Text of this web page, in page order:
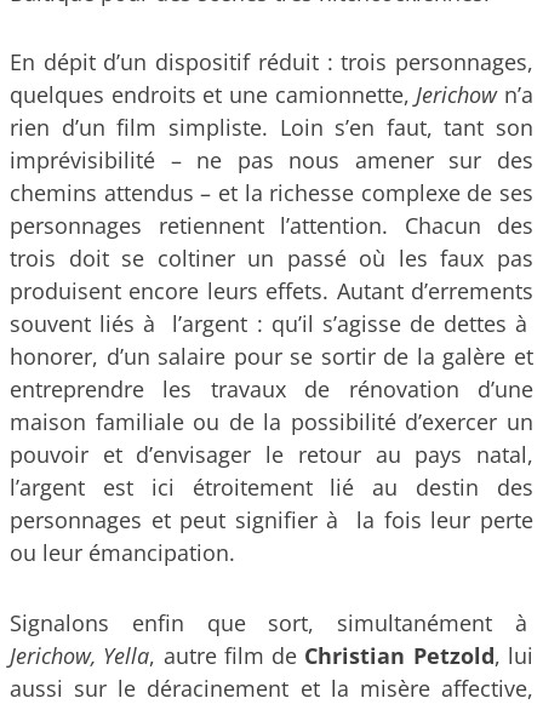
En dépit d’un dispositif réduit : trois personnages,
quelques endroits et une camionnette,Jerichown’a
rien d’un film simpliste. Loin s’en faut, tant son
imprévisibilité – ne pas nous amener sur des
chemins attendus – et la richesse complexe de ses
personnages retiennent l’attention. Chacun des
trois doit se coltiner un passé où les faux pas
produisent encore leurs effets. Autant d’errements
souvent liés à l’argent : qu’il s’agisse de dettes à
honorer, d’un salaire pour se sortir de la galère et
entreprendre les travaux de rénovation d’une
maison familiale ou de la possibilité d’exercer un
pouvoir et d’envisager le retour au pays natal,
l’argent est ici étroitement lié au destin des
personnages et peut signifier à la fois leur perte
ou leur émancipation.
Signalons enfin que sort, simultanément à
Jerichow, Yella, autre film de Christian Petzold, lui
aussi sur le déracinement et la misère affective,